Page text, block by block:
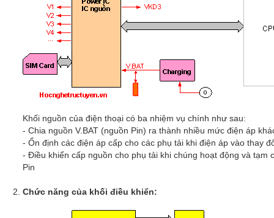
Khối nguồn của điện thoại có ba nhiệm vụ chính như sau:
- Chia nguồn V.BAT (nguồn Pin) ra thành nhiều mức điện áp
- Ổn định các điện áp cấp cho các phụ tải khi điện áp vào thay
- Điều khiển cấp nguồn cho phụ tải khi chúng hoạt động và tạm
Pin
Chức năng của khối điều khiển: